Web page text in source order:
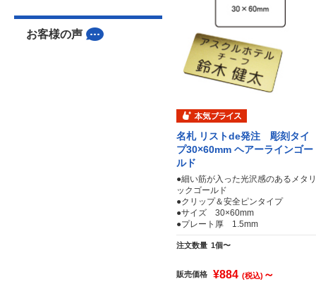
名札 リストde発注 彫刻タイ
プ30×60mm ヘアーラインゴー
ルド
●細い筋が入った光沢感のあるメタリ
ックゴールド
●クリップ＆安全ピンタイプ
●サイズ 30×60mm
●プレート厚 1.5mm
注文数量 1個〜
販売価格 ¥884 (税込) ～
お客様の声